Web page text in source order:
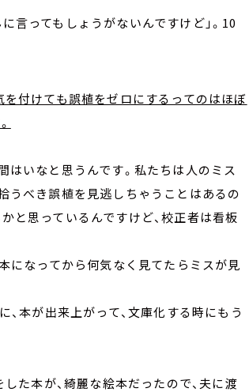
言ってもしょうがないんですけど」。10
を付けても誤植をゼロにするってのはほぼ
はいなと思うんです。私たちは人のミス
うべき誤植を見逃しちゃうことはあるの
と思っているんですけど、校正者は看板
になってから何気なく見てたらミスが見
本が出来上がって、文庫化する時にもう
た本が、綺麗な絵本だったので、夫に渡